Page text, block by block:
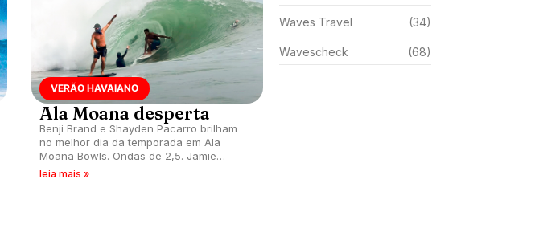
VERÃO HAVAIANO
Ala Moana desperta
Benji Brand e Shayden Pacarro brilham
no melhor dia da temporada em Ala
Moana Bowls. Ondas de 2,5. Jamie
O’Brien mostra que sabe caminho.
leia mais »
Waves Travel (34)
Wavescheck (68)